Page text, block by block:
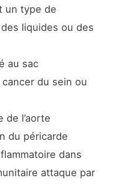
un type de
liquides ou des
au sac
du sein ou
de l’aorte
du péricarde
dans
attaque par